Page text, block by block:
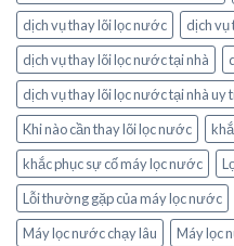
dịch vụ thay lõi lọc nước
dịch vụ
dịch vụ thay lõi lọc nước tại nhà
dịch vụ thay lõi lọc nước tại nhà uy
Khi nào cần thay lõi lọc nước
khắc phục sự cố máy lọc nước
Lỗi thường gặp của máy lọc nước
Máy lọc nước chạy lâu
Máy lọc